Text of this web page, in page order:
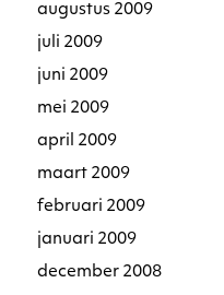
augustus 2009
juli 2009
juni 2009
mei 2009
april 2009
maart 2009
februari 2009
januari 2009
december 2008